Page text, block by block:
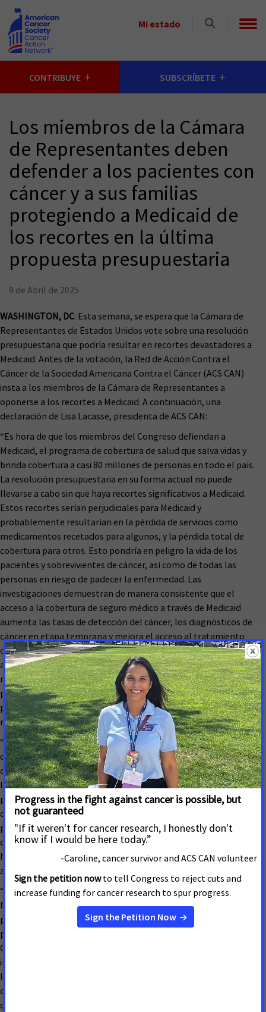
Skip to main content
Mi estado
Select
CONTRIBUYE SUBSCRÍBETE
Los miembros de la Cámara
de Representantes deben
defender a los pacientes con
cáncer y a sus familias
protegiendo a Medicaid de
los recortes en la última
propuesta presupuestaria
9 de Abril de 2025
WASHINGTON, DC: Esta semana, se espera que la Cámara de
Representantes de Estados Unidos vote sobre una resolución
presupuestaria que podría resultar en recortes devastadores a
Medicaid. Antes de la votación, la Red de Acción Contra el
Cáncer de la Sociedad Americana Contra el Cáncer (ACS CAN)
insta a los miembros de la Cámara de Representantes a
oponerse a los recortes a Medicaid. A continuación, una
declaración de Lisa Lacasse, presidenta de ACS CAN:
“Es hora de que los miembros del Congreso defiendan a
Medicaid, el programa de cobertura de salud que salva vidas y
brinda cobertura a casi 80 millones de personas en todo el país.
La resolución presupuestaria en su forma actual no puede
llevarse a cabo sin que haya recortes significativos a Medicaid.
Estos recortes serían perjudiciales para Medicaid y
probablemente resultarían en la pérdida de servicios como
medicamentos recetados para algunos, y la pérdida total de
cobertura para otros. Esto pondría en peligro la vida de los
pacientes y sobrevivientes de cáncer, así como de todas las
personas en riesgo de padecer la enfermedad. Las
investigaciones demuestran de manera consistente que el
acceso a la cobertura de seguro médico a través de Medicaid
aumenta las tasas de detección del cáncer, los diagnósticos de
cáncer en etapa temprana y mejora el acceso al tratamiento
oportuno del cáncer y las tasas de supervivencia. Además, el
acceso a la cobertura de seguro médico es uno de los factores
más importantes que determinan la probabilidad de una
persona de sobrevivir al cáncer. Si el Congreso aprueba el
presupuesto en su forma actual, estaría arrebatando a
millones de personas esta posibilidad de supervivencia.
“Uno de cada diez adultos con antecedentes de cáncer
dependió de Medicaid para su atención médica en 2023, según
datos analizados por la Sociedad Americana Contra el Cáncer,
lo que destaca el papel fundamental que desempeña Medicaid
para ayudar a los pacientes con cáncer a enfrentar su
diagnóstico y sobrevivir a esta enfermedad. Además, Medicaid
protege a las personas y a las familias de deudas médicas
devastadoras, ayuda a mantener abiertas las puertas de los
hospitales rurales, crea empleos en nuestras comunidades y
ayuda a que nuestra nación sea más saludable y próspera.
“ACS CAN se opone a cualquier recorte a Medicaid, en cualquier
forma. La cobertura de salud de Medicaid es vital para los
pacientes con cáncer y para todas las personas en riesgo de
padecer la enfermedad. Se está acabando el tiempo para que el
Congreso detenga una propuesta presupuestaria que
impondría recortes profundos y drásticos a Medicaid, ya sea que
lo especifique o no en el texto del proyecto de ley. Durante
décadas, la ACS CAN ha abogado por un mayor acceso a la
cobertura de salud a través de Medicaid y continuará